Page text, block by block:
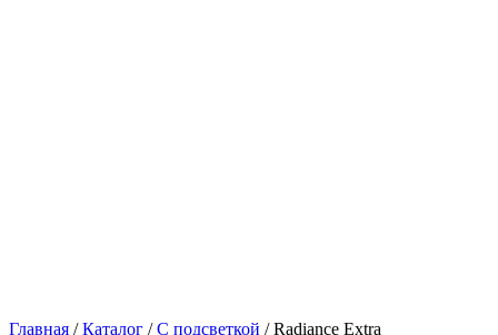
Главная /Каталог /С подсветкой /Radiance Extra